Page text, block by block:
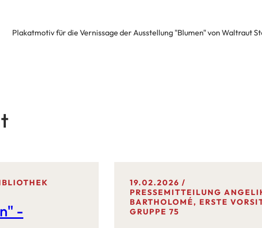
Plakatmotiv für die Vernissage der Ausstellung "Blumen" von Waltraut
-
19.02.2026
PRESSEMITTEILUNG
BARTHOLOMÉ, ERSTE
GRUPPE 75